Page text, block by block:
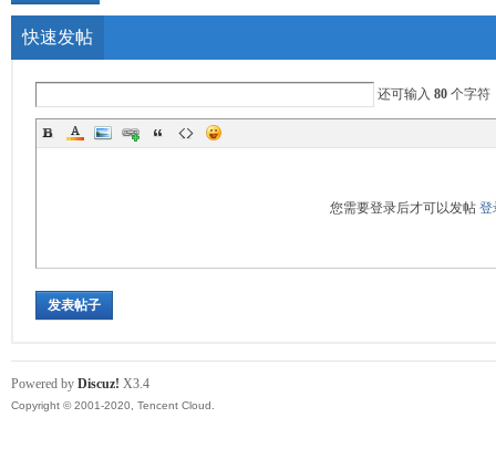
快速发帖
还可输入 80 个字符
您需要登录后才可以发帖 登
发表帖子
Powered by Discuz! X3.4
Copyright © 2001-2020, Tencent Cloud.